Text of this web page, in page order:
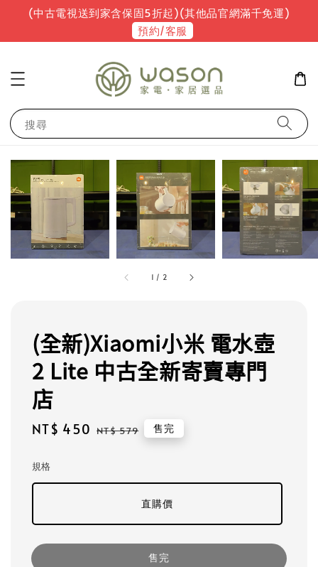
(中古電視送到家含保固5折起)(其他品官網滿千免運)
預約/客服
搜尋
1 / 2
(全新)Xiaomi小米 電水壺
2 Lite 中古全新寄賣專門
店
Sale
NT$ 450 Regular
NT$ 579 售完
規格
直購價
售完